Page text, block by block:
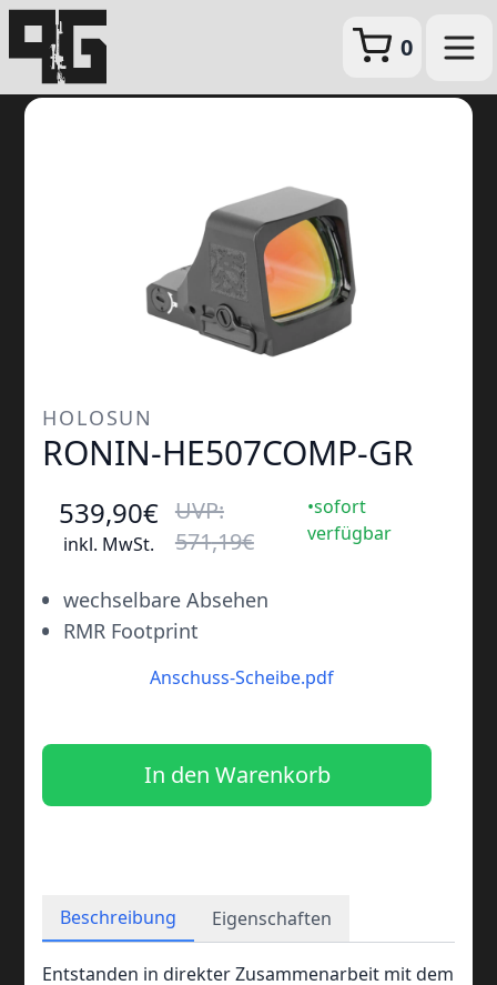
0
HOLOSUN
RONIN-HE507COMP-GR
539,90€
inkl. MwSt.
UVP:
571,19€
•sofort
verfügbar
• wechselbare Absehen
• RMR Footprint
Anschuss-Scheibe.pdf
In den Warenkorb
Beschreibung Eigenschaften
Entstanden in direkter Zusammenarbeit mit dem